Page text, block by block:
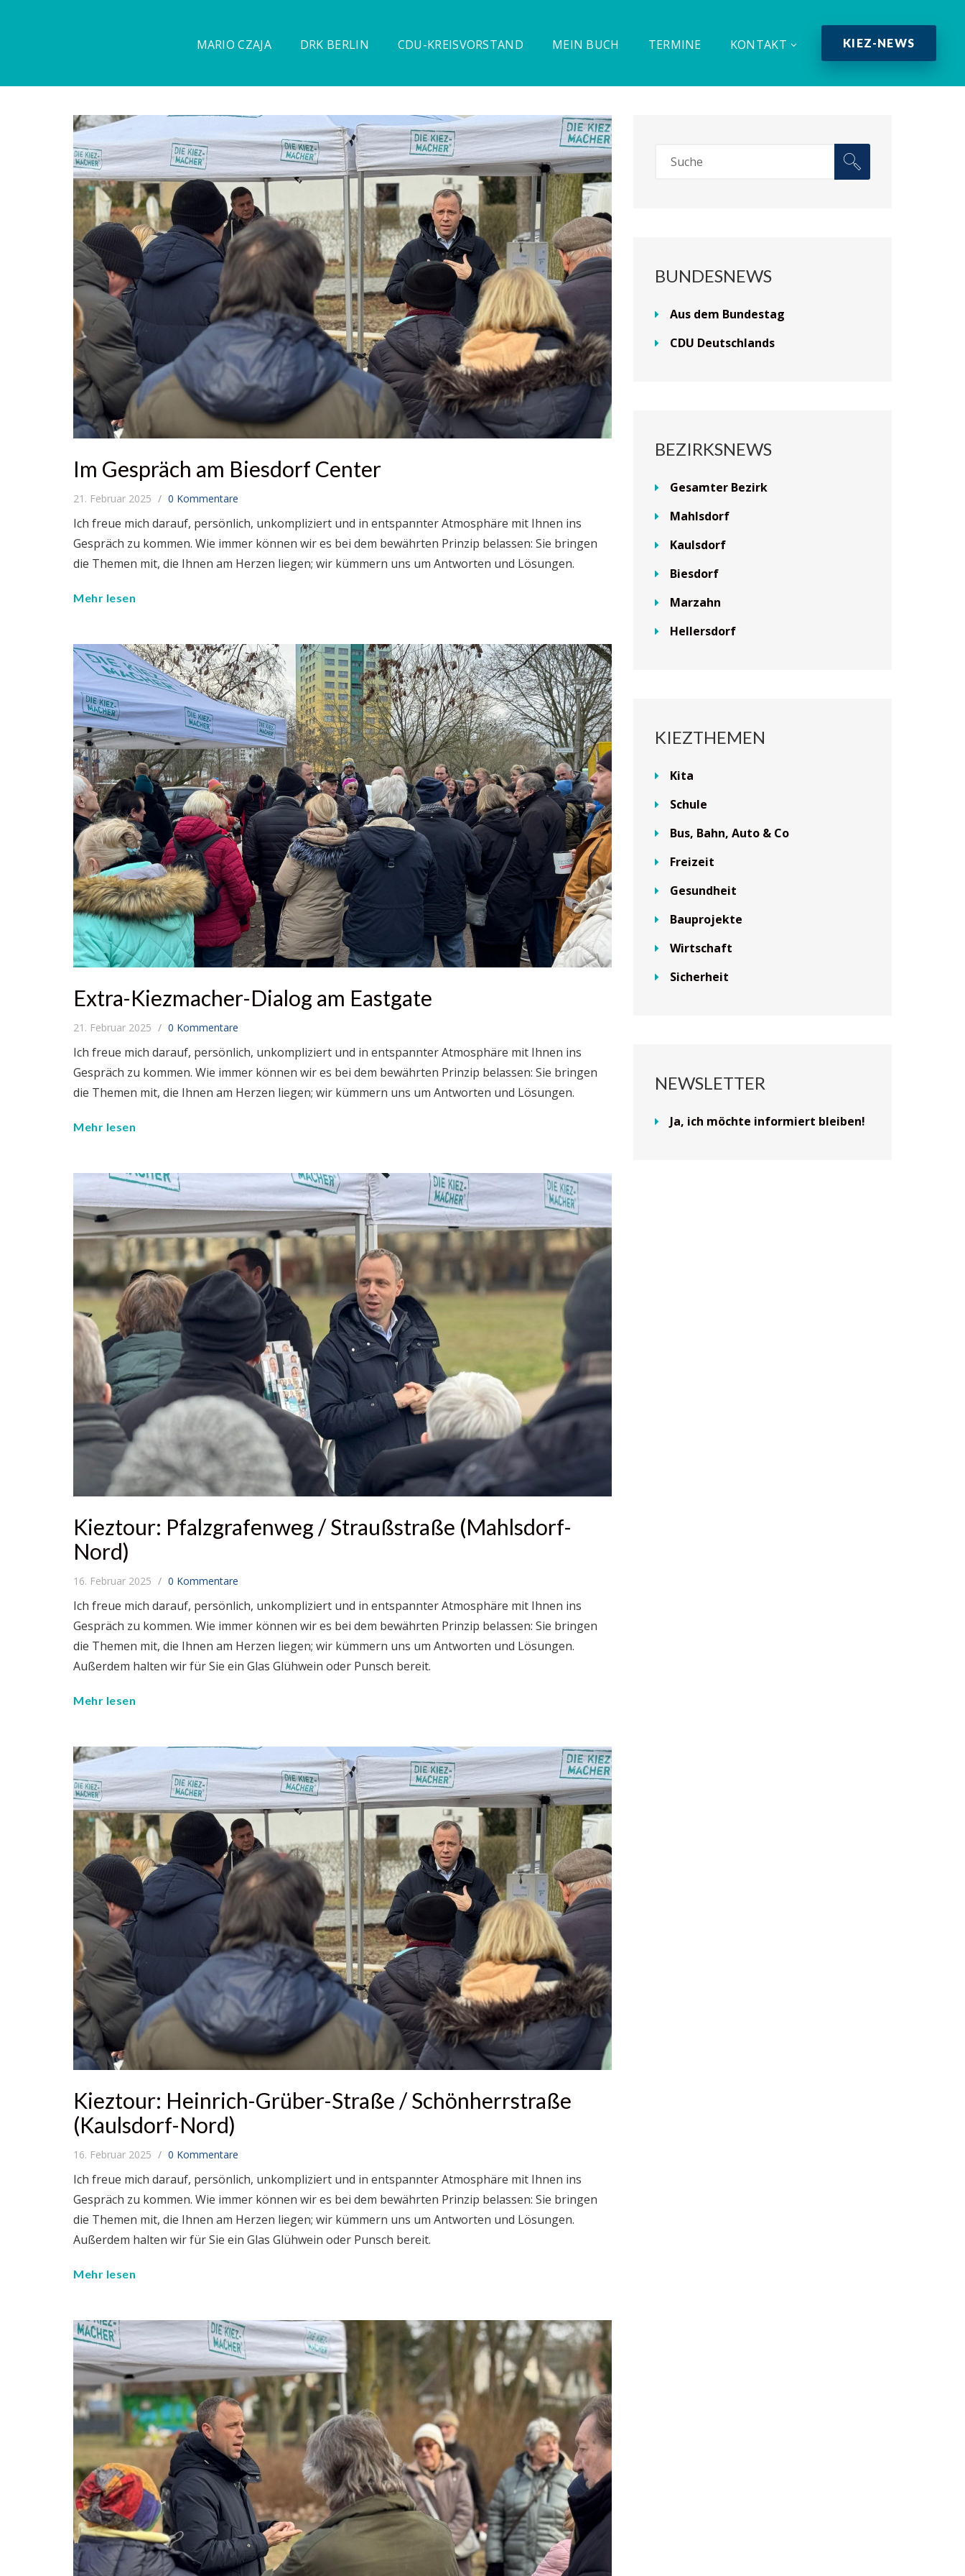
MARIO CZAJA DRK BERLIN CDU-KREISVORSTAND MEIN BUCH TERMINE KONTAKT KIEZ-NEWS
Im Gespräch am Biesdorf Center
21. Februar 2025 0 Kommentare
Ich freue mich darauf, persönlich, unkompliziert und in entspannter Atmosphäre mit Ihnen ins
Gespräch zu kommen. Wie immer können wir es bei dem bewährten Prinzip belassen: Sie bringen
die Themen mit, die Ihnen am Herzen liegen; wir kümmern uns um Antworten und Lösungen.
Mehr lesen
Extra-Kiezmacher-Dialog am Eastgate
21. Februar 2025 0 Kommentare
Ich freue mich darauf, persönlich, unkompliziert und in entspannter Atmosphäre mit Ihnen ins
Gespräch zu kommen. Wie immer können wir es bei dem bewährten Prinzip belassen: Sie bringen
die Themen mit, die Ihnen am Herzen liegen; wir kümmern uns um Antworten und Lösungen.
Mehr lesen
Kieztour: Pfalzgrafenweg / Straußstraße (Mahlsdorf-
Nord)
16. Februar 2025 0 Kommentare
Ich freue mich darauf, persönlich, unkompliziert und in entspannter Atmosphäre mit Ihnen ins
Gespräch zu kommen. Wie immer können wir es bei dem bewährten Prinzip belassen: Sie bringen
die Themen mit, die Ihnen am Herzen liegen; wir kümmern uns um Antworten und Lösungen.
Außerdem halten wir für Sie ein Glas Glühwein oder Punsch bereit.
Mehr lesen
Kieztour: Heinrich-Grüber-Straße / Schönherrstraße
(Kaulsdorf-Nord)
16. Februar 2025 0 Kommentare
Ich freue mich darauf, persönlich, unkompliziert und in entspannter Atmosphäre mit Ihnen ins
Gespräch zu kommen. Wie immer können wir es bei dem bewährten Prinzip belassen: Sie bringen
die Themen mit, die Ihnen am Herzen liegen; wir kümmern uns um Antworten und Lösungen.
Außerdem halten wir für Sie ein Glas Glühwein oder Punsch bereit.
Mehr lesen
BUNDESNEWS
Aus dem Bundestag
CDU Deutschlands
BEZIRKSNEWS
Gesamter Bezirk
Mahlsdorf
Kaulsdorf
Biesdorf
Marzahn
Hellersdorf
KIEZTHEMEN
Kita
Schule
Bus, Bahn, Auto & Co
Freizeit
Gesundheit
Bauprojekte
Wirtschaft
Sicherheit
NEWSLETTER
Ja, ich möchte informiert bleiben!